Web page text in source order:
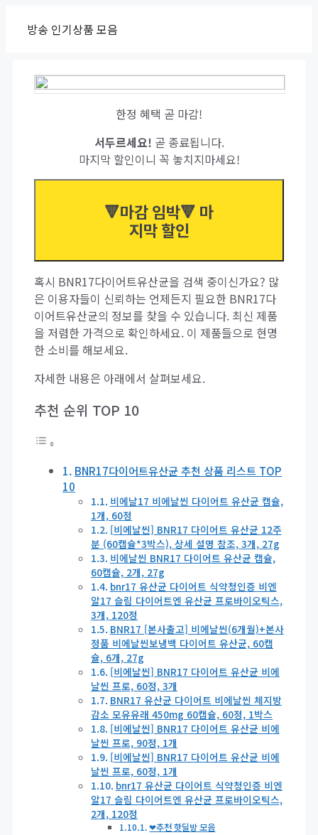
방송 인기상품 모음
한정 혜택 곧 마감!
서두르세요! 곧 종료됩니다.
마지막 할인이니 꼭 놓치지마세요!
🔻마감 임박🔻 마
지막 할인
혹시 BNR17다이어트유산균을 검색 중이신가요? 많
은 이용자들이 신뢰하는 언제든지 필요한 BNR17다
이어트유산균의 정보를 찾을 수 있습니다. 최신 제품
을 저렴한 가격으로 확인하세요. 이 제품들으로 현명
한 소비를 해보세요.
자세한 내용은 아래에서 살펴보세요.
추천 순위 TOP 10
BNR17다이어트유산균 추천 상품 리스트 TOP
10
비에날17 비에날씬 다이어트 유산균 캡슐,
1개, 60정
[비에날씬] BNR17 다이어트 유산균 12주
분 (60캡슐*3박스), 상세 설명 참조, 3개, 27g
비에날씬 BNR17 다이어트 유산균 캡슐,
60캡슐, 2개, 27g
bnr17 유산균 다이어트 식약청인증 비엔
알17 슬림 다이어트엔 유산균 프로바이오틱스,
3개, 120정
BNR17 [본사출고] 비에날씬(6개월)+본사
정품 비에날씬보냉백 다이어트 유산균, 60캡
슐, 6개, 27g
[비에날씬] BNR17 다이어트 유산균 비에
날씬 프로, 60정, 3개
BNR17 유산균 다이어트 비에날씬 체지방
감소 모유유래 450mg 60캡슐, 60정, 1박스
[비에날씬] BNR17 다이어트 유산균 비에
날씬 프로, 90정, 1개
[비에날씬] BNR17 다이어트 유산균 비에
날씬 프로, 60정, 1개
bnr17 유산균 다이어트 식약청인증 비엔
알17 슬림 다이어트엔 유산균 프로바이오틱스,
2개, 120정
❤추천 핫딜방 모음